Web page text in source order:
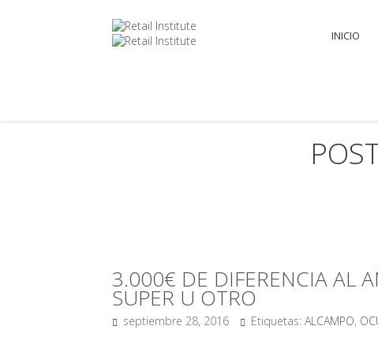
INICIO
3.000€ DE DIFERENCIA AL
SUPER U OTRO
septiembre 28, 2016 Etiquetas: ALCAMPO,